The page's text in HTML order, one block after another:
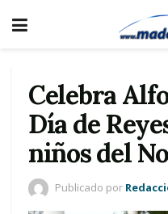
Celebra
Día de
niños del
Publicado por